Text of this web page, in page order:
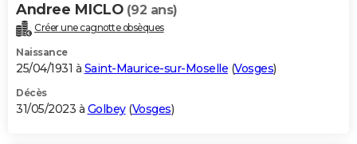
Andree MICLO (92 ans)
Créer une cagnotte obsèques
Naissance
25/04/1931 à Saint-Maurice-sur-Moselle (Vosges)
Décès
31/05/2023 à Golbey(Vosges)